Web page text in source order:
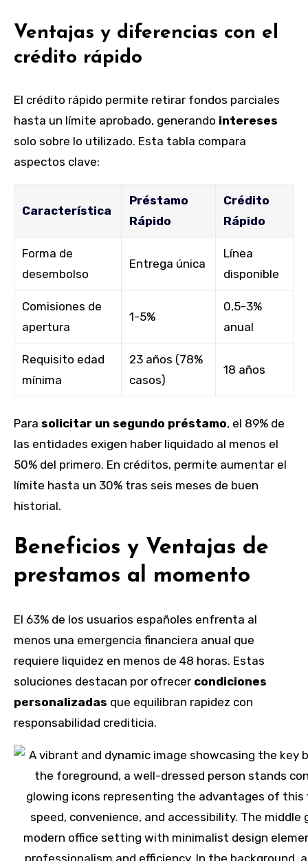
Ventajas y diferencias con el
crédito rápido
El crédito rápido permite retirar fondos parciales
hasta un límite aprobado, generando intereses
solo sobre lo utilizado. Esta tabla compara
aspectos clave:
Característica
Préstamo
Rápido
Crédito
Rápido
Forma de
desembolso
Entrega única
Línea
disponible
Comisiones de
apertura
1-5%
0,5-3%
anual
Requisito edad
mínima
23 años (78%
casos)
18 años
Para solicitar un segundo préstamo, el 89% de
las entidades exigen haber liquidado al menos el
50% del primero. En créditos, permite aumentar el
límite hasta un 30% tras seis meses de buen
historial.
Beneficios y Ventajas de
prestamos al momento
El 63% de los usuarios españoles enfrenta al
menos una emergencia financiera anual que
requiere liquidez en menos de 48 horas. Estas
soluciones destacan por ofrecer condiciones
personalizadas que equilibran rapidez con
responsabilidad crediticia.